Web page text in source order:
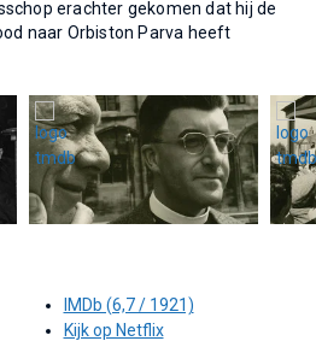
erachter gekomen dat hij de
naar Orbiston Parva heeft
IMDb (6,7 / 1921)
Kijk op Netflix